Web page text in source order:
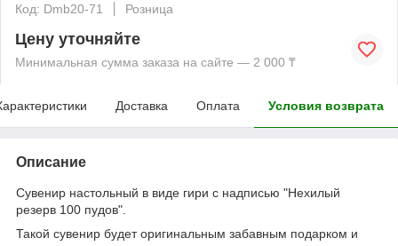
Код: Dmb20-71
Розница
Цену уточняйте
Минимальная сумма заказа на сайте — 2 000 ₸
Доставка Оплата Условия возврата
Описание
Сувенир настольный в виде гири с надписью "Нехилый
резерв 100 пудов".
Такой сувенир будет оригинальным забавным подарком и